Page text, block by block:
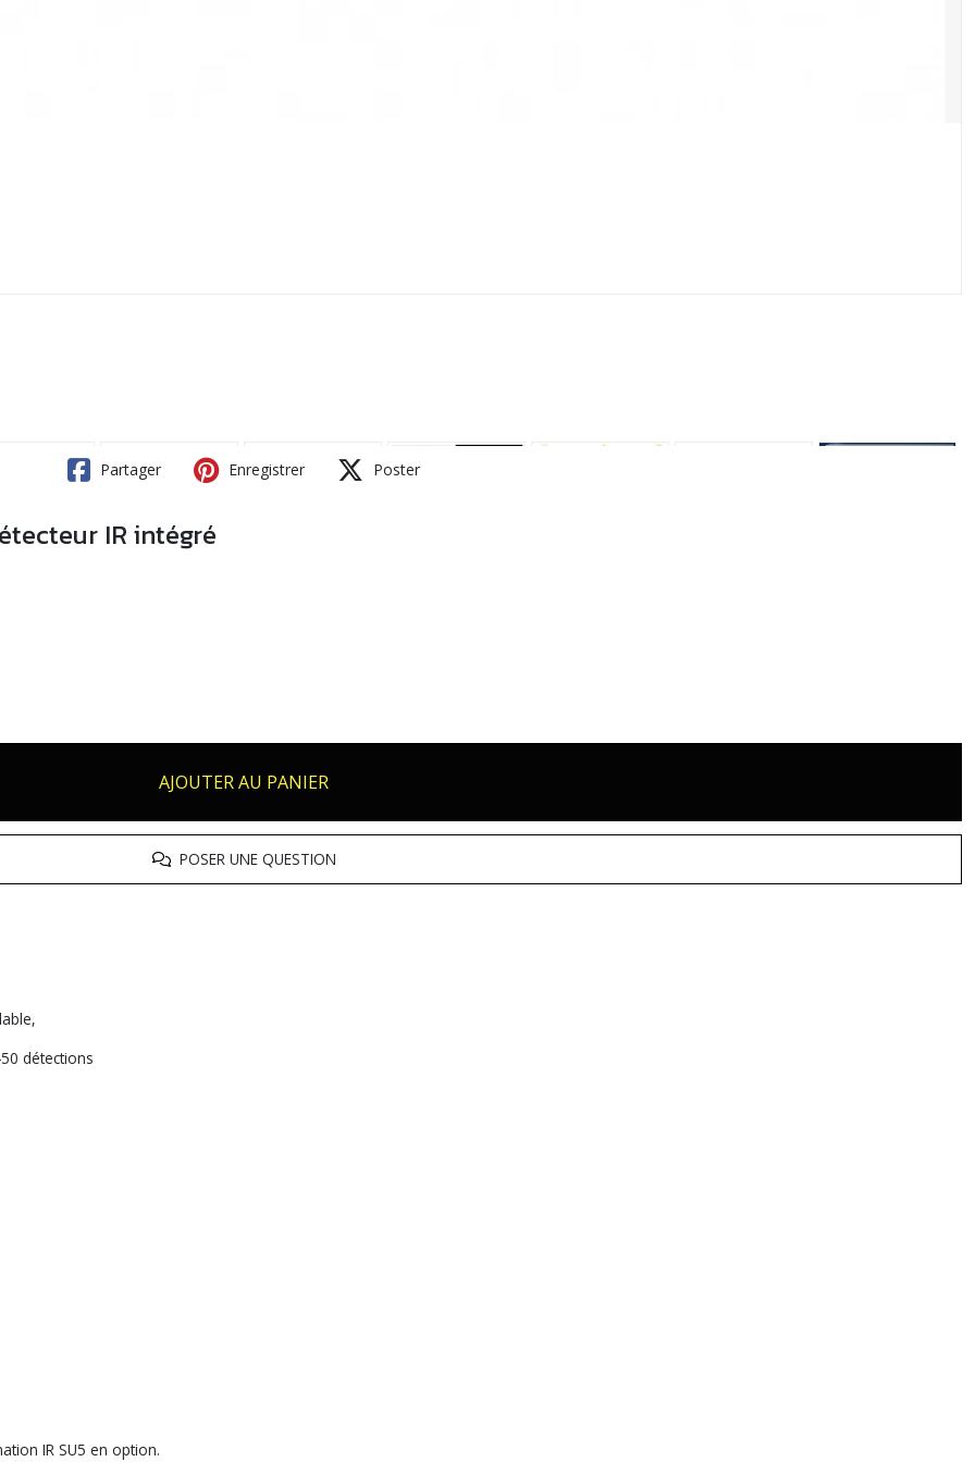
Partager Enregistrer Poster
IR intégré
AJOUTER AU PANIER
POSER UNE QUESTION
détections
IR SU5 en option.